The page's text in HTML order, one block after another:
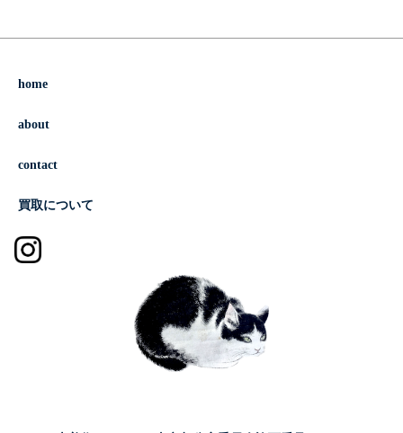
home
about
contact
買取について